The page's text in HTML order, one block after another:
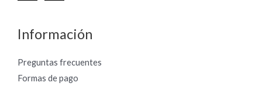
Información
Preguntas frecuentes
Formas de pago